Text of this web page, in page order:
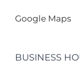
Google Maps
BUSINESS